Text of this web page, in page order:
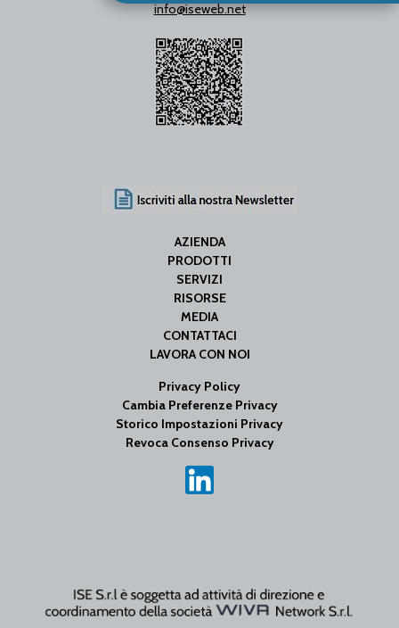
info@iseweb.net
AZIENDA
PRODOTTI
SERVIZI
RISORSE
MEDIA
CONTATTACI
LAVORA CON NOI
Privacy Policy
Cambia Preferenze Privacy
Storico Impostazioni Privacy
Revoca Consenso Privacy